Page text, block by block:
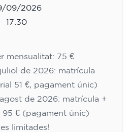
09/2026
17:30
mensualitat: 75 €
de 2026: matrícula
51 €, pagament únic)
de 2026: matrícula +
95 € (pagament únic)
limitades!